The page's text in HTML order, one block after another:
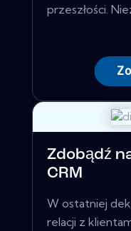
przeszłości.
Zdobądź
CRM
W ostatniej
relacji z